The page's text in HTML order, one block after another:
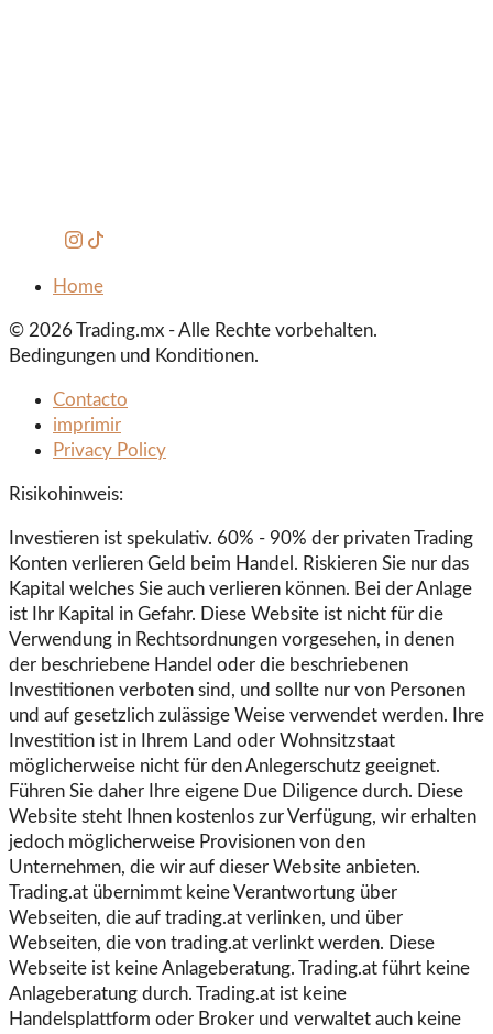
Home
© 2026 Trading.mx - Alle Rechte vorbehalten.
Bedingungen und Konditionen.
Contacto
imprimir
Privacy Policy
Risikohinweis:
Investieren ist spekulativ. 60% - 90% der privaten Trading
Konten verlieren Geld beim Handel. Riskieren Sie nur das
Kapital welches Sie auch verlieren können. Bei der Anlage
ist Ihr Kapital in Gefahr. Diese Website ist nicht für die
Verwendung in Rechtsordnungen vorgesehen, in denen
der beschriebene Handel oder die beschriebenen
Investitionen verboten sind, und sollte nur von Personen
und auf gesetzlich zulässige Weise verwendet werden. Ihre
Investition ist in Ihrem Land oder Wohnsitzstaat
möglicherweise nicht für den Anlegerschutz geeignet.
Führen Sie daher Ihre eigene Due Diligence durch. Diese
Website steht Ihnen kostenlos zur Verfügung, wir erhalten
jedoch möglicherweise Provisionen von den
Unternehmen, die wir auf dieser Website anbieten.
Trading.at übernimmt keine Verantwortung über
Webseiten, die auf trading.at verlinken, und über
Webseiten, die von trading.at verlinkt werden. Diese
Webseite ist keine Anlageberatung. Trading.at führt keine
Anlageberatung durch. Trading.at ist keine
Handelsplattform oder Broker und verwaltet auch keine